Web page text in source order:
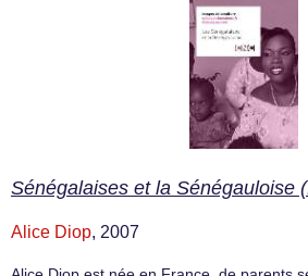
Sénégalaises et la Sénégauloise
Alice Diop, 2007